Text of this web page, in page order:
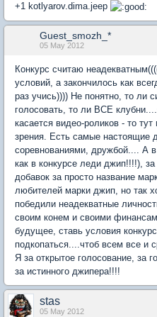
+1 kotlyarov.dima.jeep
Guest_smozh_*
05 May 2012
Конкурс считаю
условий, а закончилось как
раз учись)))) Не понятно, то ли
голосовать, то ли ВСЕ
касается видео-роликов - то
зрения. Есть самые настоящие
соревнованиями, дружбой.... А
как в конкурсе леди джип!!!!), за
добавок за просто название
любителей марки джип, но так
победили неадекватные
своим конем и своими
будущее, ставь условия
подкопаться....чтоб всем все и
Я за открытое голосование, за
за истинного джипера!!!!
stas
05 May 2012